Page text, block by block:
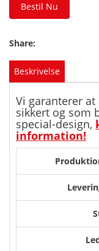
Bestil Nu
Share:
Beskrivelse
Vi garanterer
sikkert og som
special-design,
information!